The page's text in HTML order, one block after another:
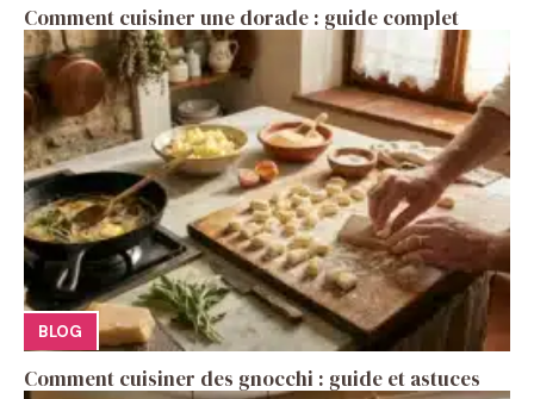
Comment cuisiner une dorade : guide complet
BLOG
Comment cuisiner des gnocchi : guide et astuces